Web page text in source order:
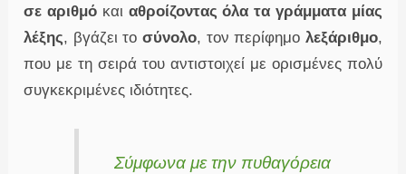
σε αριθμόκαι αθροίζοντας όλα τα γράμματα μίας
λέξης, βγάζει το σύνολο, τον περίφημο λεξάριθμο,
που με τη σειρά του αντιστοιχεί με ορισμένες πολύ
συγκεκριμένες ιδιότητες.
Σύμφωνα με την πυθαγόρεια